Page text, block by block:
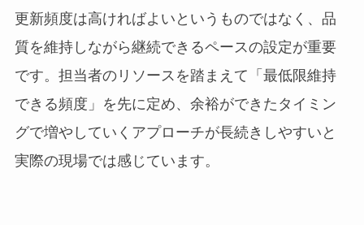
更新頻度は高ければよいというものではなく、品
質を維持しながら継続できるペースの設定が重要
です。担当者のリソースを踏まえて「最低限維持
できる頻度」を先に定め、余裕ができたタイミン
グで増やしていくアプローチが長続きしやすいと
実際の現場では感じています。